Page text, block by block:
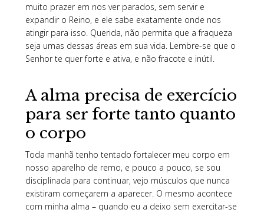
muito prazer em nos ver parados, sem servir e
expandir o Reino, e ele sabe exatamente onde nos
atingir para isso. Querida, não permita que a fraqueza
seja umas dessas áreas em sua vida. Lembre-se que o
Senhor te quer forte e ativa, e não fracote e inútil.
A alma precisa de exercício
para ser forte tanto quanto
o corpo
Toda manhã tenho tentado fortalecer meu corpo em
nosso aparelho de remo, e pouco a pouco, se sou
disciplinada para continuar, vejo músculos que nunca
existiram começarem a aparecer. O mesmo acontece
com minha alma – quando eu a deixo sem exercitar-se